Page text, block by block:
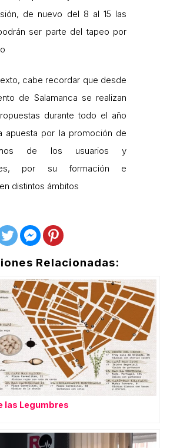
de nuevo del 8 al 15 las
ser parte del tapeo por
cabe recordar que desde
de Salamanca se realizan
durante todo el año
apuesta por la promoción de
de los usuarios y
por su formación e
distintos ámbitos
Relacionadas:
las Legumbres